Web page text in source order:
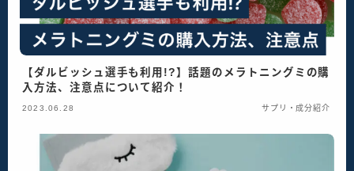
【ダルビッシュ選手も利用!?】話題のメラトニングミの購
入方法、注意点について紹介！
2023.06.28 サプリ・成分紹介